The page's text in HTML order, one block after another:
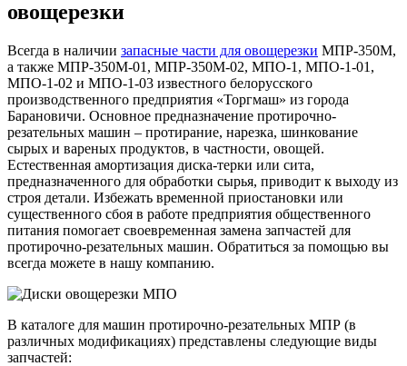
овощерезки
Всегда в наличии запасные части для овощерезки МПР-350М,
а также МПР-350М-01, МПР-350М-02, МПО-1, МПО-1-01,
МПО-1-02 и МПО-1-03 известного белорусского
производственного предприятия «Торгмаш» из города
Барановичи. Основное предназначение протирочно-
резательных машин – протирание, нарезка, шинкование
сырых и вареных продуктов, в частности, овощей.
Естественная амортизация диска-терки или сита,
предназначенного для обработки сырья, приводит к выходу из
строя детали. Избежать временной приостановки или
существенного сбоя в работе предприятия общественного
питания помогает своевременная замена запчастей для
протирочно-резательных машин. Обратиться за помощью вы
всегда можете в нашу компанию.
В каталоге для машин протирочно-резательных МПР (в
различных модификациях) представлены следующие виды
запчастей: